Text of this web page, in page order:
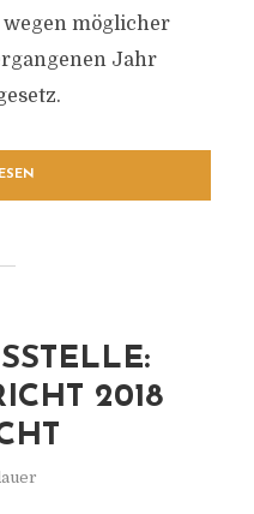
möglicher
Jahr
2018